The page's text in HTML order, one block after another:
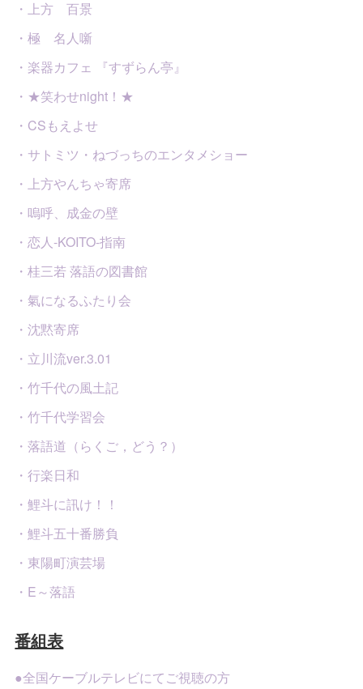
・上方 百景
・極 名人噺
・楽器カフェ 『すずらん亭』
・★笑わせnight！★
・CSもえよせ
・サトミツ・ねづっちのエンタメショー
・上方やんちゃ寄席
・嗚呼、成金の壁
・恋人-KOITO-指南
・桂三若 落語の図書館
・氣になるふたり会
・沈黙寄席
・立川流ver.3.01
・竹千代の風土記
・竹千代学習会
・落語道（らくご，どう？）
・行楽日和
・鯉斗に訊け！！
・鯉斗五十番勝負
・東陽町演芸場
・E～落語
番組表
●全国ケーブルテレビにてご視聴の方